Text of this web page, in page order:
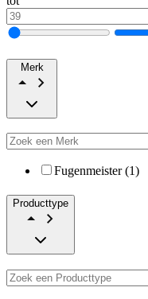
Merk
Fugenmeister (1)
Producttype